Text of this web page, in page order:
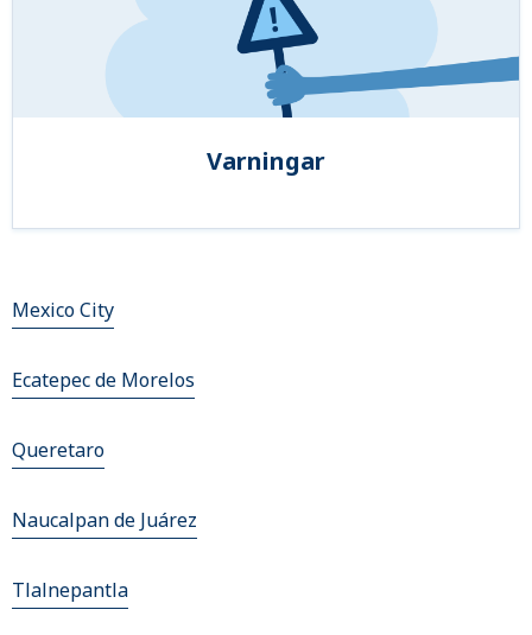
Varningar
Mexico City
Ecatepec de Morelos
Queretaro
Naucalpan de Juárez
Tlalnepantla